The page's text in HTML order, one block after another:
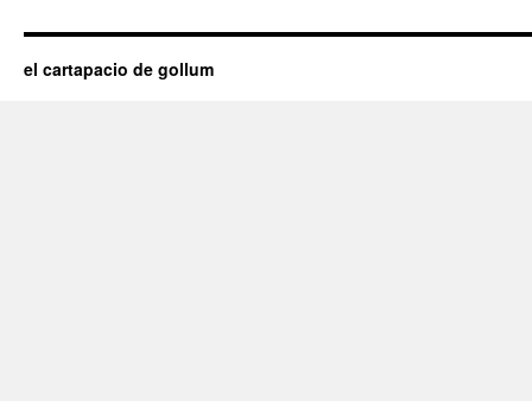
el cartapacio de gollum